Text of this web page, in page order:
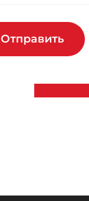
Отправить